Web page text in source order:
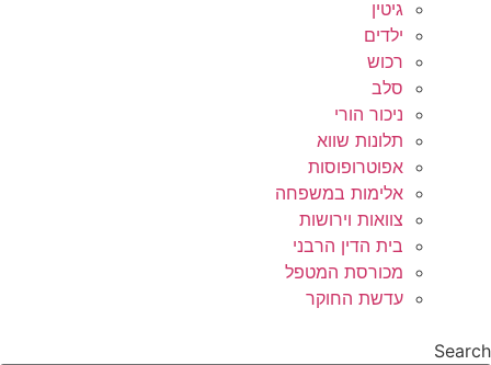
גיטין
ילדים
רכוש
סלב
ניכור הורי
תלונות שווא
אפוטרופוסות
אלימות במשפחה
צוואות וירושות
בית הדין הרבני
מכורסת המטפל
עדשת החוקר
Search